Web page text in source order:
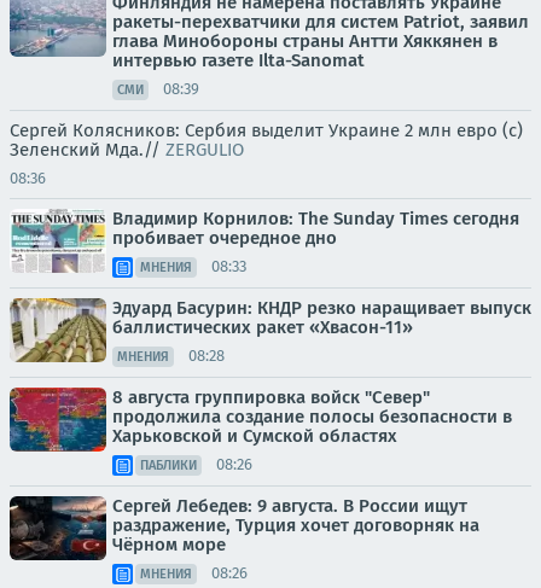
ракеты-перехватчики для систем Patriot, заявил
глава Минобороны страны Антти Хяккянен в
интервью газете Ilta-Sanomat
СМИ 08:39
Сергей Колясников: Сербия выделит Украине 2 млн евро (с)
Зеленский Мда.// ZERGULIO
08:36
Владимир Корнилов: The Sunday Times сегодня
пробивает очередное дно
МНЕНИЯ 08:33
Эдуард Басурин: КНДР резко наращивает выпуск
баллистических ракет «Хвасон-11»
МНЕНИЯ 08:28
8 августа группировка войск "Север"
продолжила создание полосы безопасности в
Харьковской и Сумской областях
ПАБЛИКИ 08:26
Сергей Лебедев: 9 августа. В России ищут
раздражение, Турция хочет договорняк на
Чёрном море
МНЕНИЯ 08:26